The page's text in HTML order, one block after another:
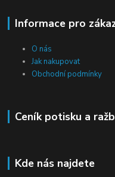
Informace pro
O nás
Jak nakupovat
Obchodní podmínky
Ceník potisku a
Kde nás najdete